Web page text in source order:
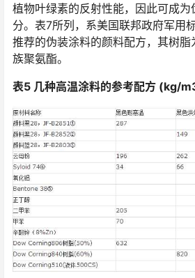
植物叶绿素的反射性能，因此可成
分。表7所列，系美国联邦政府军用
推荐的伪装涂料的颜料配方，其树
族聚氨酯。
表5 几种高温涂料的参考配方 (kg/